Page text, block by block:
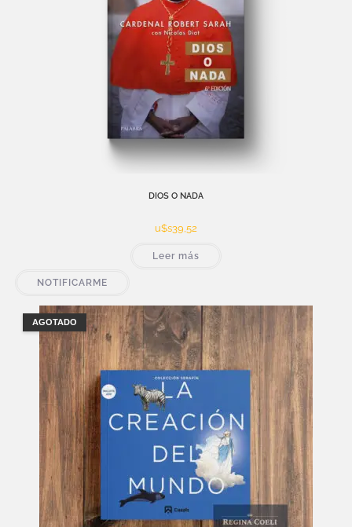
DIOS O NADA
u$s39,52
Leer más
NOTIFICARME
AGOTADO